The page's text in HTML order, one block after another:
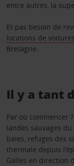
entre autres, la
Et pas besoin de
locations de
Bretagne.
Il y a tant
Par où commencer
landes sauvages
baies, refuges des
thermale depuis
Galles en direction